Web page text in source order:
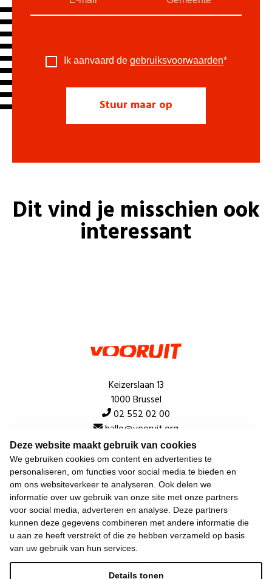
Deze website maakt gebruik van cookies
We gebruiken cookies om content en advertenties te
personaliseren, om functies voor social media te bieden en
om ons websiteverkeer te analyseren. Ook delen we
informatie over uw gebruik van onze site met onze partners
voor social media, adverteren en analyse. Deze partners
kunnen deze gegevens combineren met andere informatie die
u aan ze heeft verstrekt of die ze hebben verzameld op basis
van uw gebruik van hun services.
Details tonen
Ik aanvaard de gebruiksvoorwaarden*
Dit vind je misschien ook
interessant
Keizerslaan 13
1000 Brussel
02 552 02 00
hallo@vooruit.org
Snel
Over de beweging
Algemeen
Laatste nieuws